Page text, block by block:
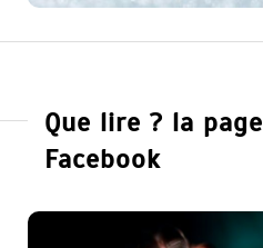
Que lire ? la page
Facebook